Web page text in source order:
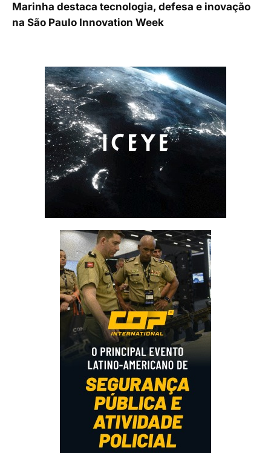
Marinha destaca tecnologia, defesa e inovação
na São Paulo Innovation Week